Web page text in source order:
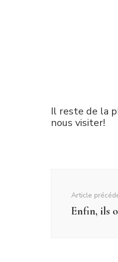
Il reste de la
nous visiter!
Article
Enfin, ils